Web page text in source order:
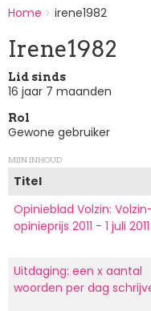
BREADCRUMBS
You
here:
Home irene1982
Irene1982
Lid sinds
16 jaar 7 maanden
Rol
Gewone gebruiker
MIJN INHOUD
Titel
Opinieblad Volzin:
opinieprijs 2011 - 1 juli 2011
Uitdaging: een x aantal
woorden per dag